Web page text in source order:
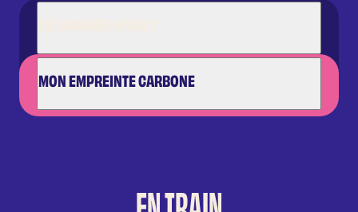
MON EMPREINTE CARBONE